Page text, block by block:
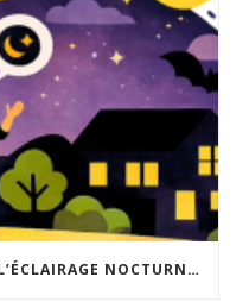
ACCEPTABILITÉ SOCIALE DE L’ÉCLAIRAGE NOCTURNE : LE REPLAY EST DISPONIBLE